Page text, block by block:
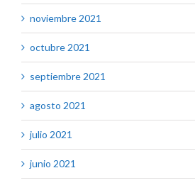
noviembre 2021
octubre 2021
septiembre 2021
agosto 2021
julio 2021
junio 2021